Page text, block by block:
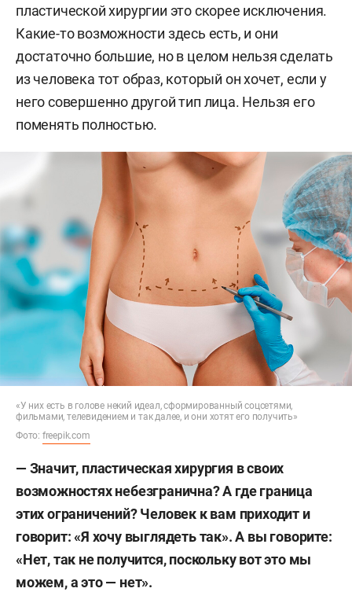
пластической хирургии это скорее исключения.
Какие-то возможности здесь есть, и они
достаточно большие, но в целом нельзя сделать
из человека тот образ, который он хочет, если у
него совершенно другой тип лица. Нельзя его
поменять полностью.
«У них есть в голове некий идеал, сформированный соцсетями,
фильмами, телевидением и так далее, и они хотят его получить»
Фото: freepik.com
— Значит, пластическая хирургия в своих
возможностях небезгранична? А где граница
этих ограничений? Человек к вам приходит и
говорит: «Я хочу выглядеть так». А вы говорите:
«Нет, так не получится, поскольку вот это мы
можем, а это — нет».